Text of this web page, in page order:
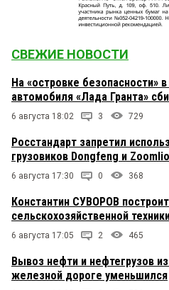
СВЕЖИЕ НОВОСТИ
На «островке безопасности»
автомобиля «Лада Гранта»
6 августа 18:02 3 729
Росстандарт запретил
грузовиков Dongfeng и
6 августа 17:30 0 368
Константин СУВОРОВ
сельскохозяйственной
6 августа 17:05 2 465
Вывоз нефти и нефтегрузов
железной дороге уменьшился